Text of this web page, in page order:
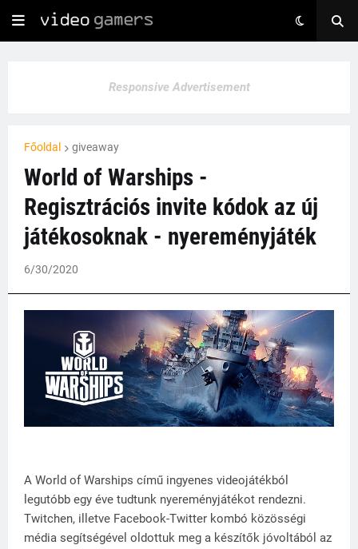
Responsive Advertisement
Főoldal giveaway
World of Warships -
Regisztrációs invite kódok az új
játékosoknak - nyereményjáték
6/30/2020
A World of Warships című ingyenes videojátékból
legutóbb egy éve tudtunk nyereményjátékot rendezni.
Twitchen, illetve Facebook-Twitter kombó közösségi
média segítségével oldottuk meg a készítők jóvoltából az